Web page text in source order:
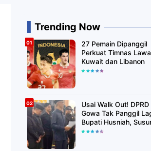
Trending Now
27 Pemain Dipanggil
Perkuat Timnas
Kuwait dan Libanon
Usai Walk Out! DPRD
Gowa Tak Panggil
Bupati Husniah,
Rekomendasi Hak